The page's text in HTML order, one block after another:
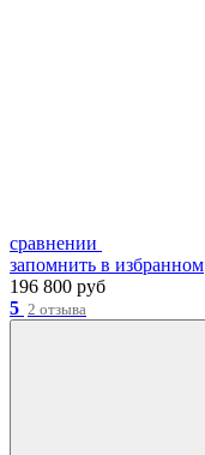
сравнении
запомнить в избранном
196 800 руб
5 2 отзыва